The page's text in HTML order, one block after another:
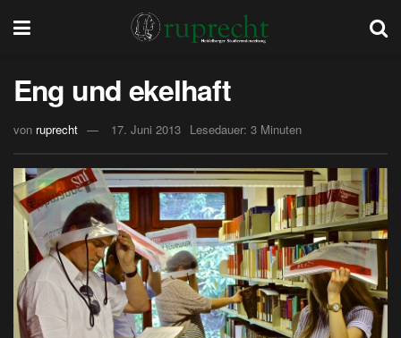
Eng und ekelhaft
von ruprecht 17. Juni 2013 Lesedauer: 3 Minuten